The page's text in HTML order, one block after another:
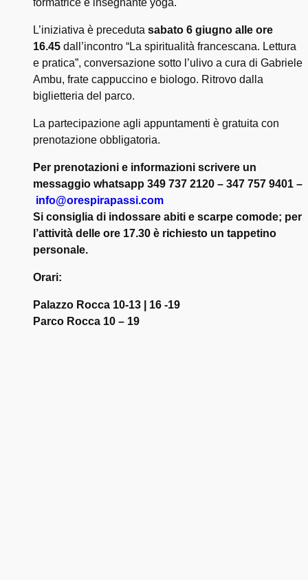
L’iniziativa è preceduta sabato 6 giugno alle ore
16.45 dall’incontro “La spiritualità francescana. Lettura
e pratica”, conversazione sotto l’ulivo a cura di Gabriele
Ambu, frate cappuccino e biologo. Ritrovo dalla
biglietteria del parco.
La partecipazione agli appuntamenti è gratuita con
prenotazione obbligatoria.
Per prenotazioni e informazioni scrivere un
messaggio whatsapp 349 737 2120 – 347 757 9401 –
info@orespirapassi.com
Si consiglia di indossare abiti e scarpe comode; per
l’attività delle ore 17.30 è richiesto un tappetino
personale.
Orari:
Palazzo Rocca 10-13 | 16 -19
Parco Rocca 10 – 19